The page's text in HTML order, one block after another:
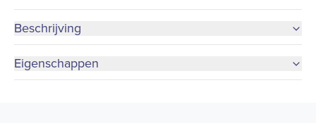
Beschrijving
Eigenschappen